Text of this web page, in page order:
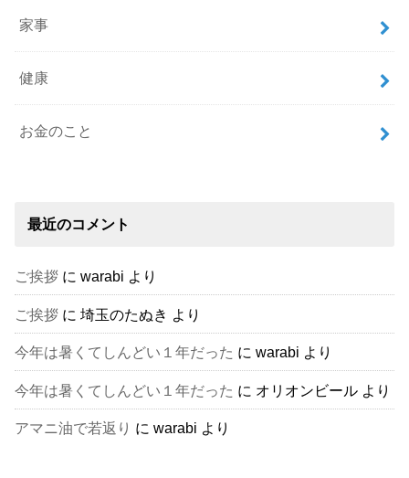
家事
健康
お金のこと
最近のコメント
ご挨拶 にwarabi より
ご挨拶 に埼玉のたぬき より
今年は暑くてしんどい１年だった にwarabi より
今年は暑くてしんどい１年だった に オリオンビール より
アマニ油で若返り にwarabi より